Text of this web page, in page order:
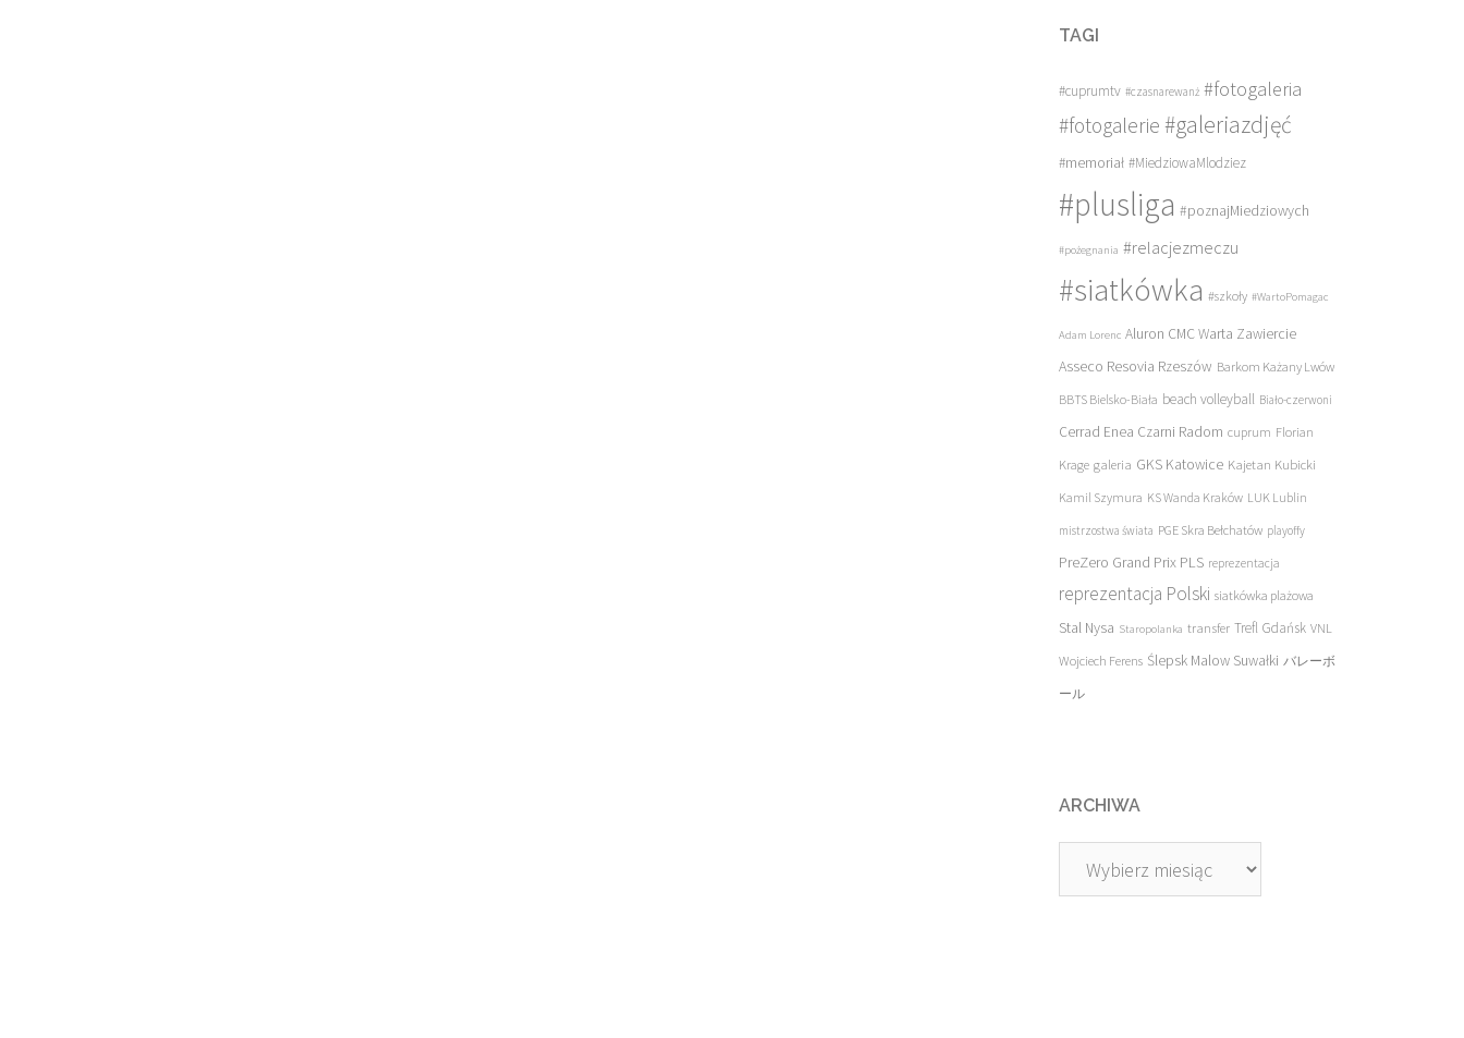
TAGI
#cuprumtv #czasnarewanż #fotogaleria
#fotogalerie #galeriazdjęć
#memoriał #MiedziowaMlodziez
#plusliga #poznajMiedziowych
#pożegnania #relacjezmeczu
#siatkówka #szkoły #WartoPomagac
Adam Lorenc Aluron CMC Warta Zawiercie
Asseco Resovia Rzeszów Barkom Każany Lwów
BBTS Bielsko-Biała beach volleyball Biało-czerwoni
Cerrad Enea Czarni Radom cuprum Florian
Krage galeria GKS Katowice Kajetan Kubicki
Kamil Szymura KS Wanda Kraków LUK Lublin
mistrzostwa świata PGE Skra Bełchatów playoffy
PreZero Grand Prix PLS reprezentacja
reprezentacja Polski siatkówka plażowa
Stal Nysa Staropolanka transfer Trefl Gdańsk VNL
Wojciech Ferens Ślepsk Malow Suwałki バレーボ
ール
ARCHIWA
Archiwa